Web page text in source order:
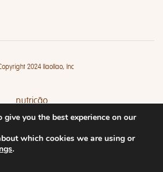
2024 llaollao, Inc
nutrição
lojas
you the best experience on our
which cookies we are using or
.